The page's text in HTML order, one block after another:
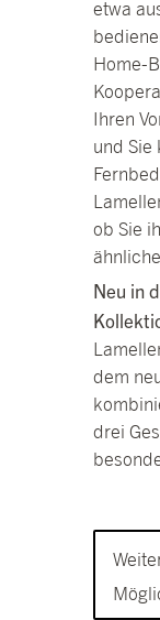
etwa
Home-
Ihren
und Sie
ob Sie
Neu in
dem
drei